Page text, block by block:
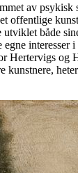
av psykisk
offentlige
både
interesser
Hertervigs og
kunstnere,